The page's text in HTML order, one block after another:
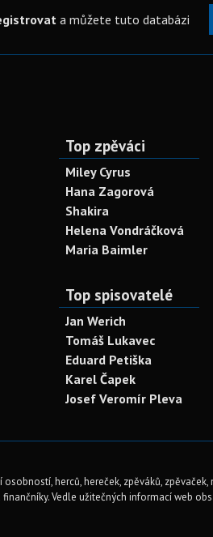
a můžete tuto databázi
Top zpěváci
Miley Cyrus
Hana Zagorová
Shakira
Helena Vondráčková
Maria Baimler
Top spisovatelé
Jan Werich
Tomáš Lukavec
Eduard Petiška
Karel Čapek
Josef Veromír Pleva
osobností, herců, hereček, zpěváků,
Vedle užitečných informací web